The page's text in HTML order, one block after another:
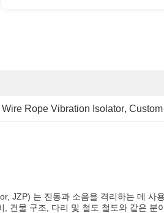
Rope Vibration Isolator,
JZP) 는 진동과 소음을 격리하는 데
건물 구조, 다리 및 철도 철도와 같은